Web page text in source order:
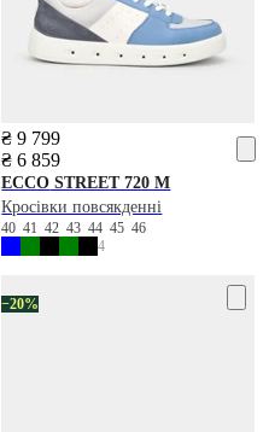
₴ 9 799
₴ 6 859
ECCO STREET 720 M
Кросівки повсякденні
40414243444546
4
−20%